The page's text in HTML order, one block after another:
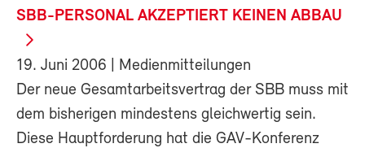
SBB-PERSONAL AKZEPTIERT KEINEN ABBAU
19. Juni 2006 | Medienmitteilungen
Der neue Gesamtarbeitsvertrag der SBB muss mit
dem bisherigen mindestens gleichwertig sein.
Diese Hauptforderung hat die GAV-Konferenz